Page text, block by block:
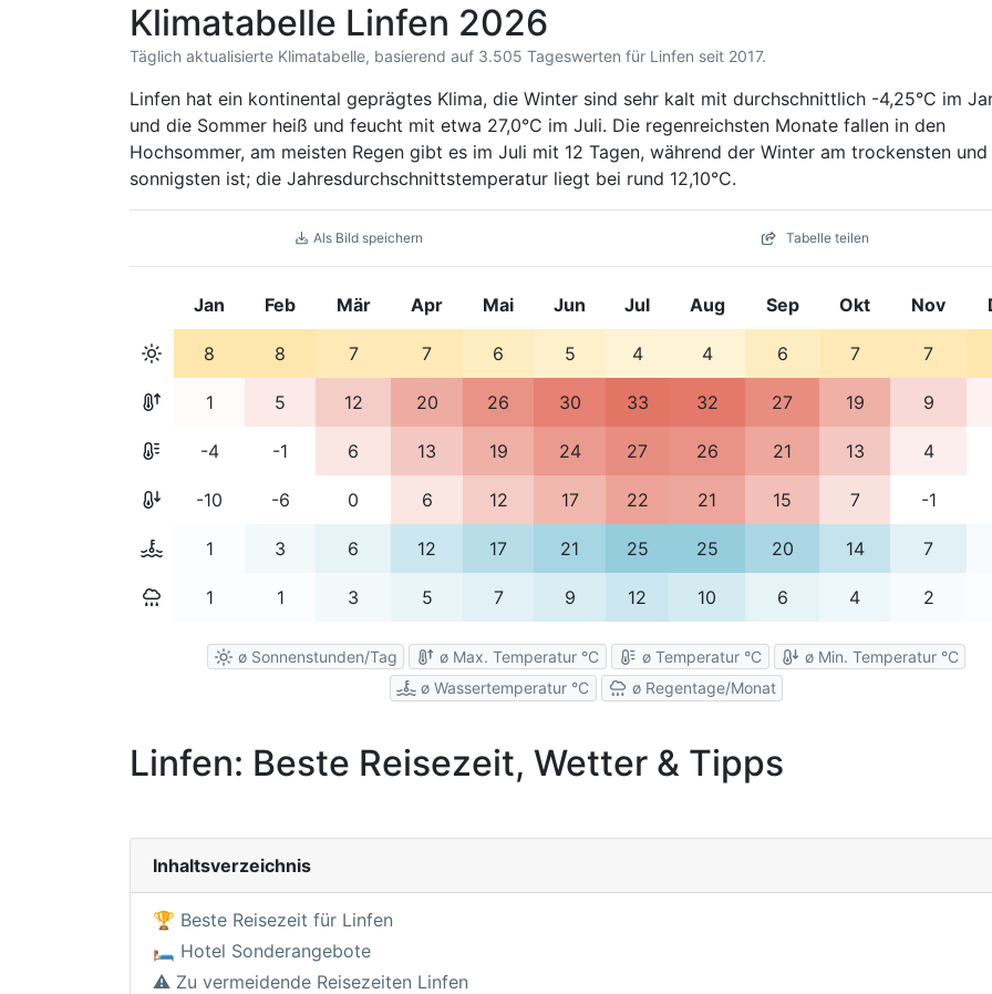
Klimatabelle Linfen 2026
Täglich aktualisierte Klimatabelle, basierend auf 3.505 Tageswerten für Linfen seit 2017.
Linfen hat ein kontinental geprägtes Klima, die Winter sind sehr kalt mit durchschnittlich -4,25°C im
und die Sommer heiß und feucht mit etwa 27,0°C im Juli. Die regenreichsten Monate fallen in den
Hochsommer, am meisten Regen gibt es im Juli mit 12 Tagen, während der Winter am trockensten und
sonnigsten ist; die Jahresdurchschnittstemperatur liegt bei rund 12,10°C.
Als Bild speichern Tabelle teilen
Jan Feb Mär Apr Mai Jun Jul Aug Sep Okt Nov
8 8 7 7 6 5 4 4 6 7 7
1 5 12 20 26 30 33 32 27 19 9
-4 -1 6 13 19 24 27 26 21 13 4
-10 -6 0 6 12 17 22 21 15 7 -1
1 3 6 12 17 21 25 25 20 14 7
1 1 3 5 7 9 12 10 6 4 2
ø Sonnenstunden/Tag ø Max. Temperatur °C ø Temperatur °C
ø Min. Temperatur °C
ø Wassertemperatur °C
ø Regentage/Monat
Linfen: Beste Reisezeit, Wetter & Tipps
Inhaltsverzeichnis
🏆 Beste Reisezeit für Linfen
🛏️ Hotel Sonderangebote
⚠️ Zu vermeidende Reisezeiten Linfen